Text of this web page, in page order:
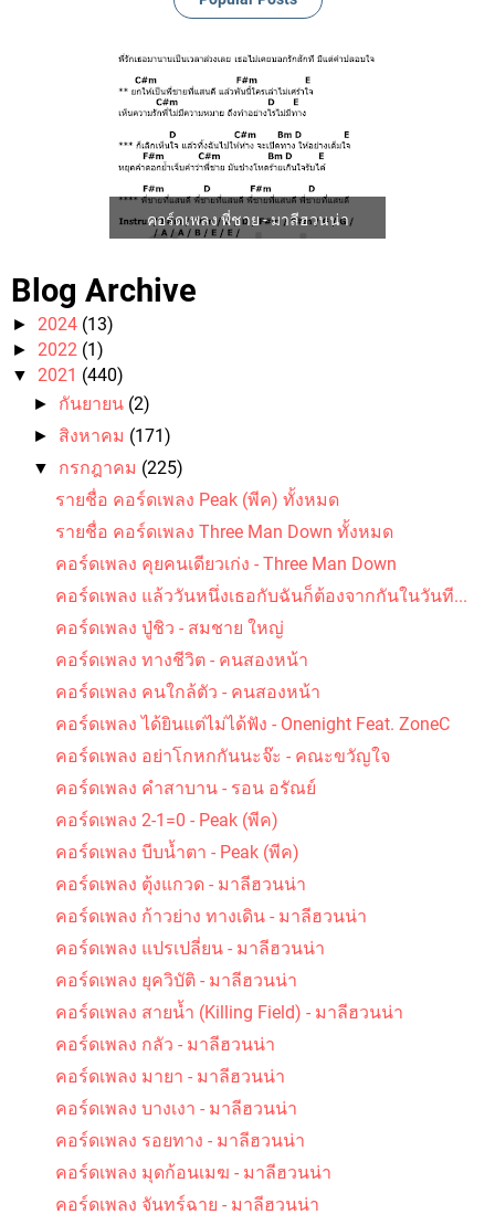
คอร์ดเพลง พี่ชาย - มาลีฮวนน่า
คอร์ดเพลง ปลาแดก - ปู พงษ์สิทธิ์ คำภีร์
คอร์ดเพลง นางสาวขนุน - สันติภาพ
คอร์ดเพลง ไว้ใจ - เอ๋ สันติภาพ
Blog Archive
► 2024 (13)
► 2022 (1)
▼ 2021 (440)
► กันยายน (2)
► สิงหาคม (171)
▼ กรกฎาคม (225)
รายชื่อ คอร์ดเพลง Peak (พีค) ทั้งหมด
รายชื่อ คอร์ดเพลง Three Man Down ทั้งหมด
คอร์ดเพลง คุยคนเดียวเก่ง - Three Man Down
คอร์ดเพลง แล้ววันหนึ่งเธอกับฉันก็ต้องจากกันในวันที...
คอร์ดเพลง ปู่ชิว - สมชาย ใหญ่
คอร์ดเพลง ทางชีวิต - คนสองหน้า
คอร์ดเพลง คนใกล้ตัว - คนสองหน้า
คอร์ดเพลง ได้ยินแต่ไม่ได้ฟัง - Onenight Feat. ZoneC
คอร์ดเพลง อย่าโกหกกันนะจ๊ะ - คณะขวัญใจ
คอร์ดเพลง คำสาบาน - รอน อรัณย์
คอร์ดเพลง 2-1=0 - Peak (พีค)
คอร์ดเพลง บีบน้ำตา - Peak (พีค)
คอร์ดเพลง ตุ้งแกวด - มาลีฮวนน่า
คอร์ดเพลง ก้าวย่าง ทางเดิน - มาลีฮวนน่า
คอร์ดเพลง แปรเปลี่ยน - มาลีฮวนน่า
คอร์ดเพลง ยุควิบัติ - มาลีฮวนน่า
คอร์ดเพลง สายน้ำ (Killing Field) - มาลีฮวนน่า
คอร์ดเพลง กลัว - มาลีฮวนน่า
คอร์ดเพลง มายา - มาลีฮวนน่า
คอร์ดเพลง บางเงา - มาลีฮวนน่า
คอร์ดเพลง รอยทาง - มาลีฮวนน่า
คอร์ดเพลง มุดก้อนเมฆ - มาลีฮวนน่า
คอร์ดเพลง จันทร์ฉาย - มาลีฮวนน่า